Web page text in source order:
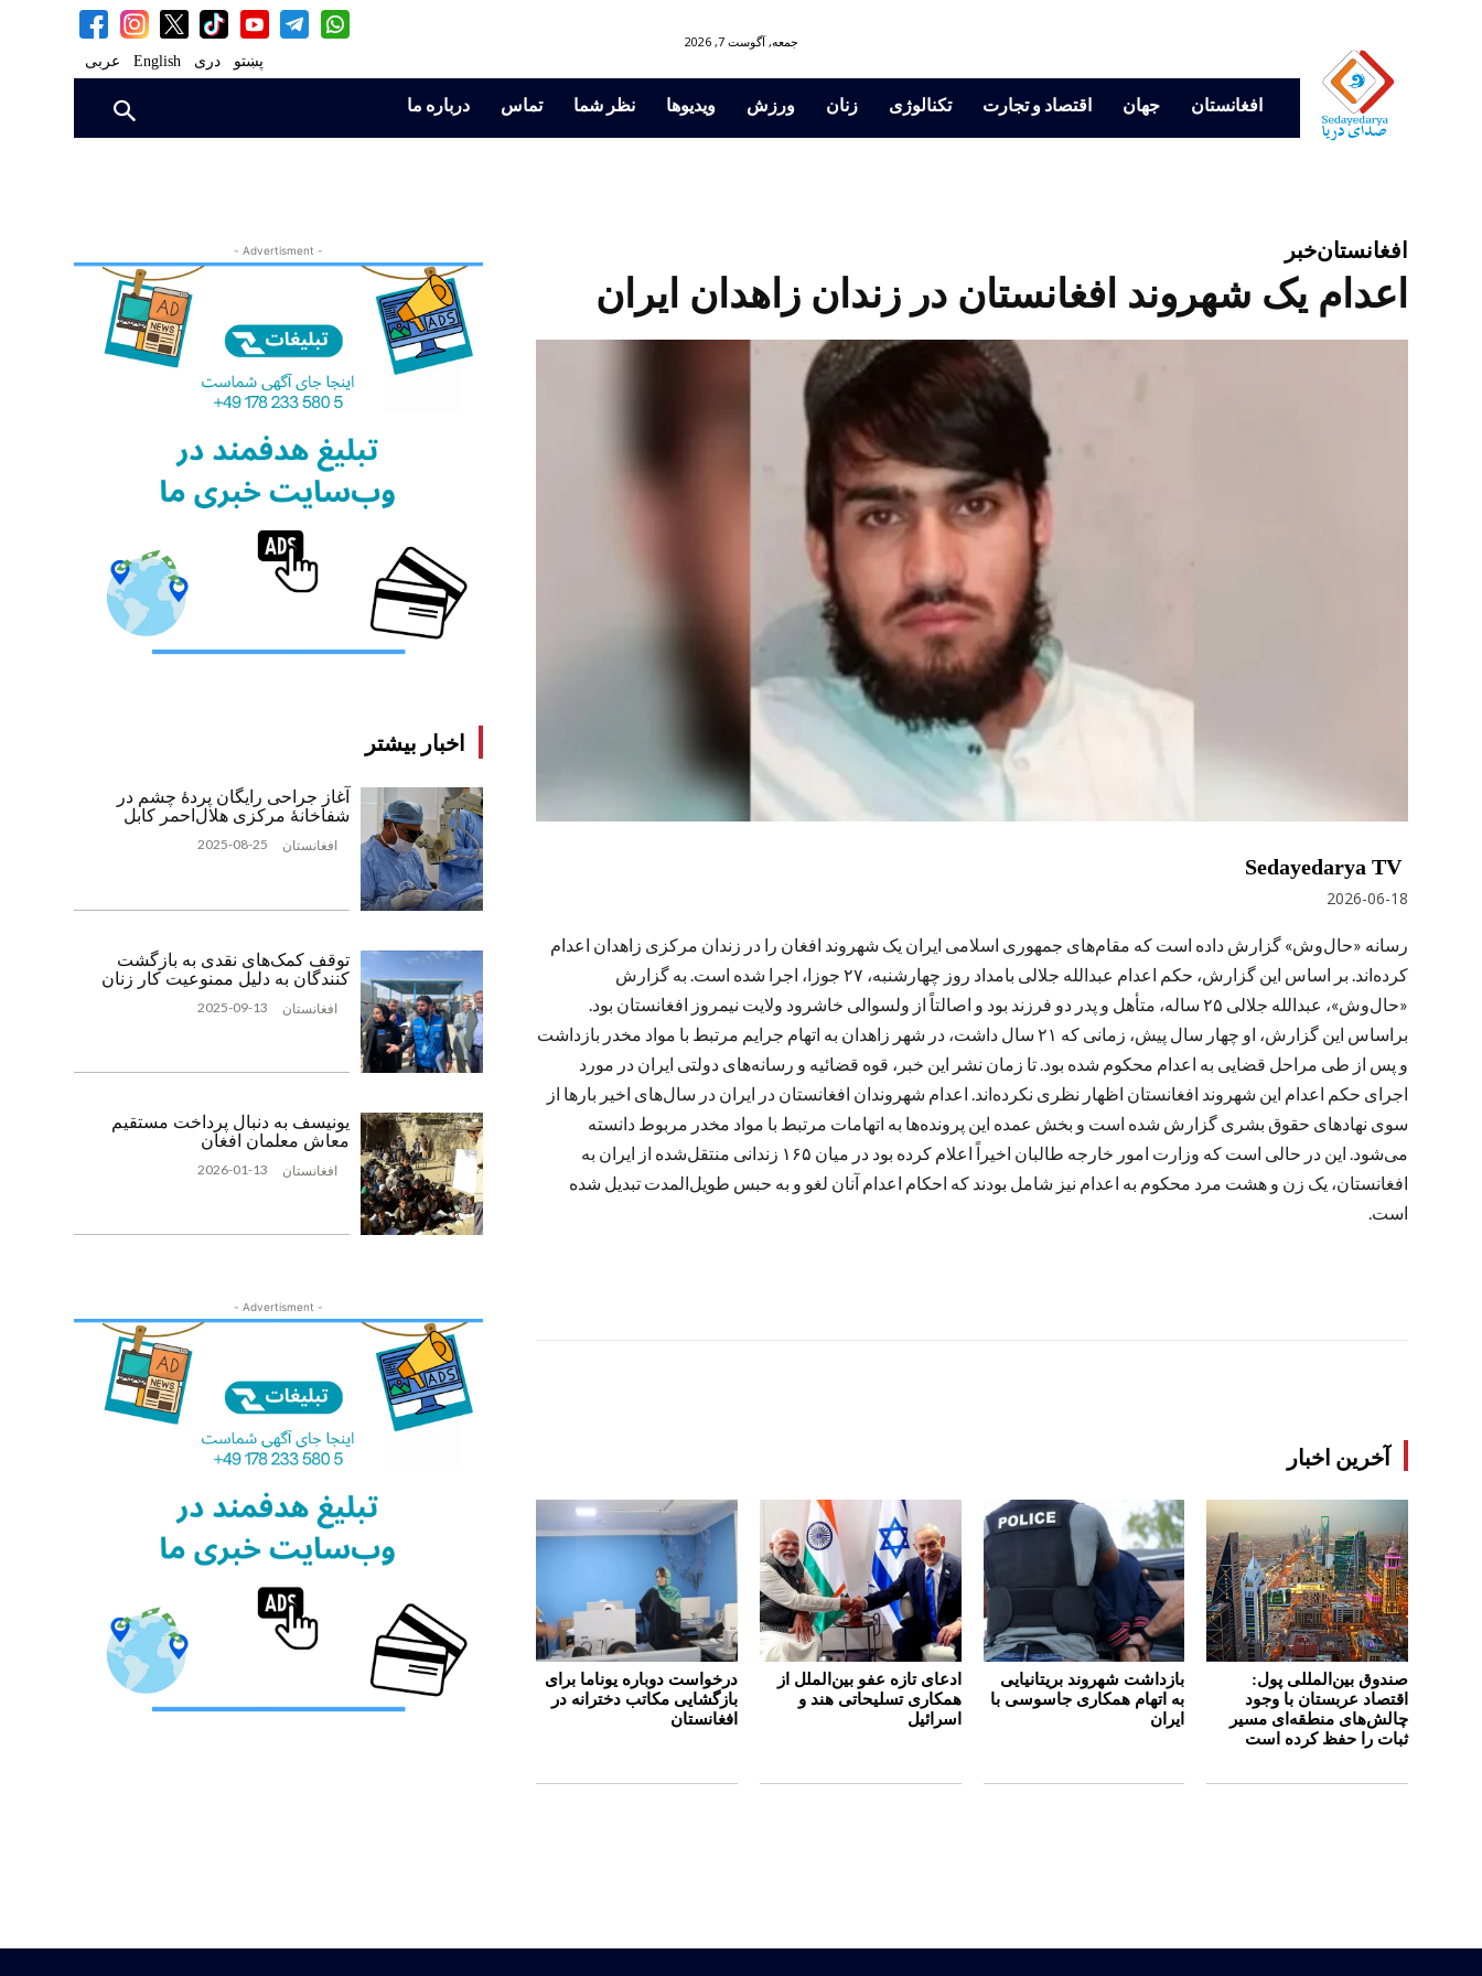
پښتو دری English عربی
جمعه, آگوست 7, 2026
افغانستان جهان اقتصاد و تجارت تکنالوژی زنان ورزش ویدیوها نظر شما تماس درباره ما
- Advertisment -
اخبار بیشتر
آغاز جراحی رایگان پردۀ چشم در
شفاخانۀ مرکزی هلال‌احمر کابل
افغانستان 2025-08-25
توقف کمک‌های نقدی به بازگشت
‌کنندگان به دلیل ممنوعیت کار زنان
افغانستان 2025-09-13
یونیسف به دنبال پرداخت مستقیم
معاش معلمان افغان
افغانستان 2026-01-13
- Advertisment -
افغانستانخبر
اعدام یک شهروند افغانستان در زندان زاهدان ایران
Sedayedarya TV
2026-06-18
رسانه «حال‌وش» گزارش داده است که مقام‌های جمهوری اسلامی ایران یک شهروند افغان را در زندان مرکزی زاهدان اعدام
کرده‌اند. بر اساس این گزارش، حکم اعدام عبدالله جلالی بامداد روز چهارشنبه، ۲۷ جوزا، اجرا شده است. به گزارش
«حال‌وش»، عبدالله جلالی ۲۵ ساله، متأهل و پدر دو فرزند بود و اصالتاً از ولسوالی خاشرود ولایت نیمروز افغانستان بود.
براساس این گزارش، او چهار سال پیش، زمانی که ۲۱ سال داشت، در شهر زاهدان به اتهام جرایم مرتبط با مواد مخدر بازداشت
و پس از طی مراحل قضایی به اعدام محکوم شده بود. تا زمان نشر این خبر، قوه قضائیه و رسانه‌های دولتی ایران در مورد
اجرای حکم اعدام این شهروند افغانستان اظهار نظری نکرده‌اند. اعدام شهروندان افغانستان در ایران در سال‌های اخیر بارها از
سوی نهادهای حقوق بشری گزارش شده است و بخش عمده این پرونده‌ها به اتهامات مرتبط با مواد مخدر مربوط دانسته
می‌شود. این در حالی است که وزارت امور خارجه طالبان اخیراً اعلام کرده بود در میان ۱۶۵ زندانی منتقل‌شده از ایران به
افغانستان، یک زن و هشت مرد محکوم به اعدام نیز شامل بودند که احکام اعدام آنان لغو و به حبس طویل‌المدت تبدیل شده
است.
آخرین اخبار
صندوق بین‌المللی پول:
اقتصاد عربستان با وجود
چالش‌های منطقه‌ای مسیر
ثبات را حفظ کرده است
بازداشت شهروند بریتانیایی
به اتهام همکاری جاسوسی با
ایران
ادعای تازه عفو بین‌الملل از
همکاری تسلیحاتی هند و
اسرائیل
درخواست دوباره یوناما برای
بازگشایی مکاتب دخترانه در
افغانستان